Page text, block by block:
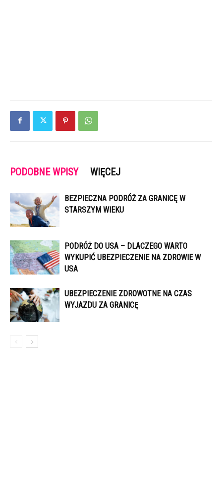
PODOBNE WPISY WIĘCEJ
BEZPIECZNA PODRÓŻ ZA GRANICĘ W
STARSZYM WIEKU
PODRÓŻ DO USA – DLACZEGO WARTO
WYKUPIĆ UBEZPIECZENIE NA ZDROWIE W
USA
UBEZPIECZENIE ZDROWOTNE NA CZAS
WYJAZDU ZA GRANICĘ